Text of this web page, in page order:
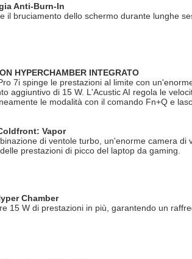
Anti-Burn-In
il bruciamento dello schermo durante lunghe
HYPERCHAMBER INTEGRATO
7i spinge le prestazioni al limite con
aggiuntivo di 15 W. L'Acustic AI regola le
le modalità con il comando Fn+Q e
Vapor
di ventole turbo, un'enorme camera
prestazioni di picco del laptop da gaming.
Chamber
15 W di prestazioni in più, garantendo un